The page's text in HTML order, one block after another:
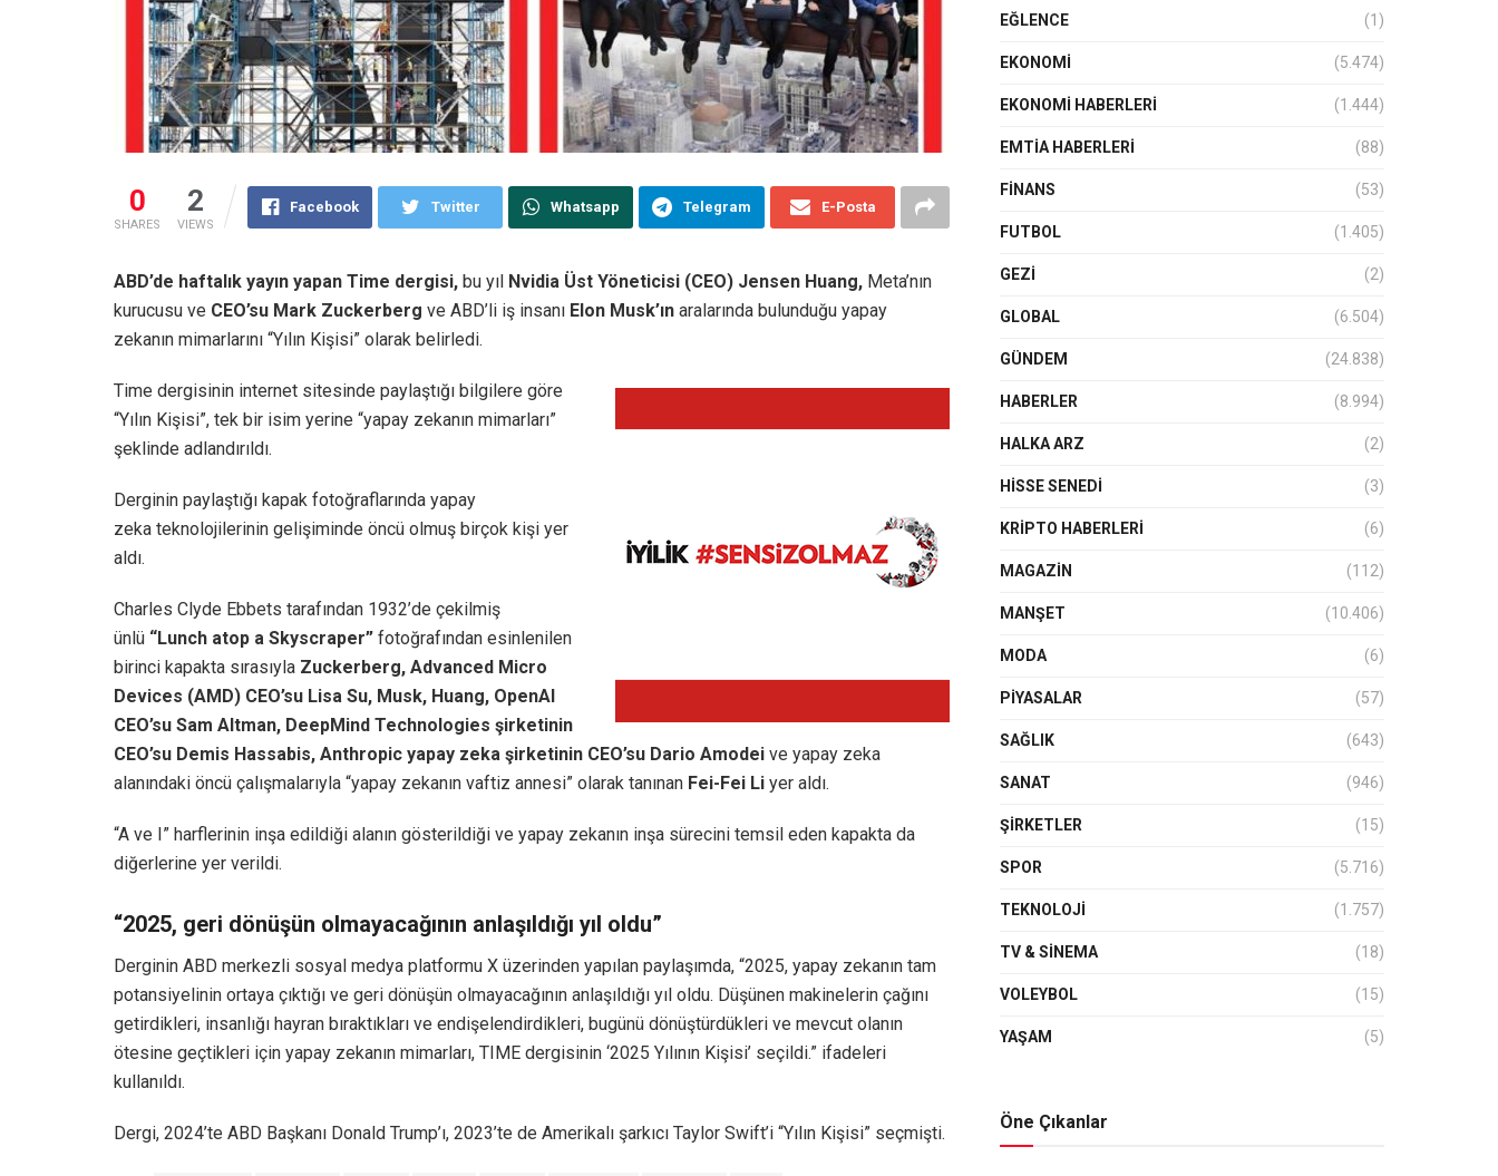
0
SHARES
2
VIEWS
Facebook Twitter Whatsapp Telegram E-Posta
ABD’de haftalık yayın yapan Time dergisi, bu yıl Nvidia Üst Yöneticisi (CEO) Jensen Huang, Meta’nın
kurucusu ve CEO’su Mark Zuckerberg ve ABD’li iş insanı Elon Musk’ın aralarında bulunduğu yapay
zekanın mimarlarını “Yılın Kişisi” olarak belirledi.
Time dergisinin internet sitesinde paylaştığı bilgilere göre
“Yılın Kişisi”, tek bir isim yerine “yapay zekanın mimarları”
şeklinde adlandırıldı.
Derginin paylaştığı kapak fotoğraflarında yapay
zeka teknolojilerinin gelişiminde öncü olmuş birçok kişi yer
aldı.
Charles Clyde Ebbets tarafından 1932’de çekilmiş
ünlü “Lunch atop a Skyscraper” fotoğrafından esinlenilen
birinci kapakta sırasıyla Zuckerberg, Advanced Micro
Devices (AMD) CEO’su Lisa Su, Musk, Huang, OpenAI
CEO’su Sam Altman, DeepMind Technologies şirketinin
CEO’su Demis Hassabis, Anthropic yapay zeka şirketinin CEO’su Dario Amodei ve yapay zeka
alanındaki öncü çalışmalarıyla “yapay zekanın vaftiz annesi” olarak tanınan Fei-Fei Li yer aldı.
“A ve I” harflerinin inşa edildiği alanın gösterildiği ve yapay zekanın inşa sürecini temsil eden kapakta da
diğerlerine yer verildi.
“2025, geri dönüşün olmayacağının anlaşıldığı yıl oldu”
Derginin ABD merkezli sosyal medya platformu X üzerinden yapılan paylaşımda, “2025, yapay zekanın tam
potansiyelinin ortaya çıktığı ve geri dönüşün olmayacağının anlaşıldığı yıl oldu. Düşünen makinelerin çağını
getirdikleri, insanlığı hayran bıraktıkları ve endişelendirdikleri, bugünü dönüştürdükleri ve mevcut olanın
ötesine geçtikleri için yapay zekanın mimarları, TIME dergisinin ‘2025 Yılının Kişisi’ seçildi.” ifadeleri
kullanıldı.
Dergi, 2024’te ABD Başkanı Donald Trump’ı, 2023’te de Amerikalı şarkıcı Taylor Swift’i “Yılın Kişisi” seçmişti.
EĞLENCE (1)
EKONOMİ (5.474)
EKONOMI HABERLERI (1.444)
EMTIA HABERLERI (88)
FINANS (53)
FUTBOL (1.405)
GEZI (2)
GLOBAL (6.504)
GÜNDEM (24.838)
HABERLER (8.994)
HALKA ARZ (2)
HISSE SENEDI (3)
KRIPTO HABERLERI (6)
MAGAZİN (112)
MANŞET (10.406)
MODA (6)
PIYASALAR (57)
SAĞLIK (643)
SANAT (946)
ŞIRKETLER (15)
SPOR (5.716)
TEKNOLOJİ (1.757)
TV & SINEMA (18)
VOLEYBOL (15)
YAŞAM (5)
Öne Çıkanlar